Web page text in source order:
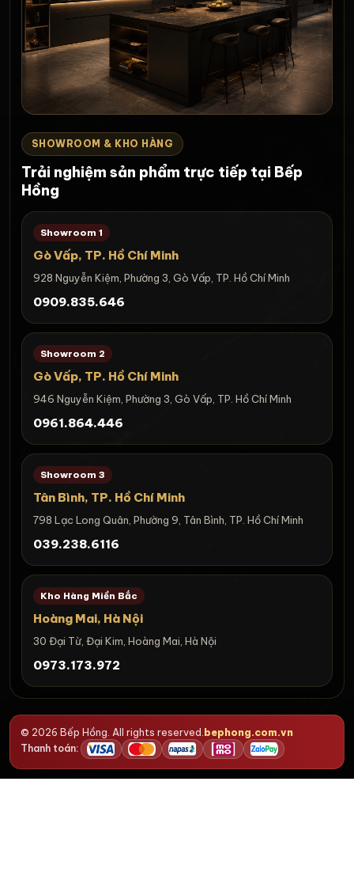
SHOWROOM & KHO HÀNG
Trải nghiệm sản phẩm trực tiếp tại Bếp
Hồng
Showroom 1
Gò Vấp, TP. Hồ Chí Minh
928 Nguyễn Kiệm, Phường 3, Gò Vấp, TP. Hồ Chí Minh
0909.835.646
Showroom 2
Gò Vấp, TP. Hồ Chí Minh
946 Nguyễn Kiệm, Phường 3, Gò Vấp, TP. Hồ Chí Minh
0961.864.446
Showroom 3
Tân Bình, TP. Hồ Chí Minh
798 Lạc Long Quân, Phường 9, Tân Bình, TP. Hồ Chí Minh
039.238.6116
Kho Hàng Miền Bắc
Hoàng Mai, Hà Nội
30 Đại Từ, Đại Kim, Hoàng Mai, Hà Nội
0973.173.972
© 2026 Bếp Hồng. All rights reserved. bephong.com.vn
Thanh toán: